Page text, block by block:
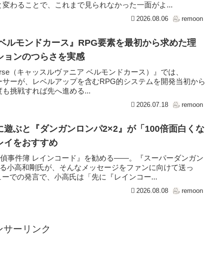
わることで、これまで見られなかった一面がよ...
2026.08.06 remoon
ルモンドカース』RPG要素を最初から求めた理
ンのつらさを実感
（キャッスルヴァニア ベルモンドカース）』では、
ーが、レベルアップを含むRPG的システムを開発当初から
挑戦すれば先へ進める...
2026.07.18 remoon
遊ぶと『ダンガンロンパ2×2』が「100倍面白くな
イをおすすめ
偵事件簿 レインコード』を勧める――。『スーパーダンガン
小高和剛氏が、そんなメッセージをファンに向けて送っ
での発言で、小高氏は「先に『レインコー...
2026.08.08 remoon
サーリンク